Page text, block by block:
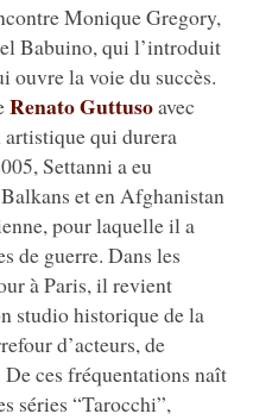
Monique Gregory,
Babuino, qui l’introduit
ouvre la voie du succès.
Renato Guttusoavec
qui durera
Settanni a eu
et en Afghanistan
pour laquelle il a
de guerre. Dans les
à Paris, il revient
studio historique de la
d’acteurs, de
De ces fréquentations naît
séries “Tarocchi”,